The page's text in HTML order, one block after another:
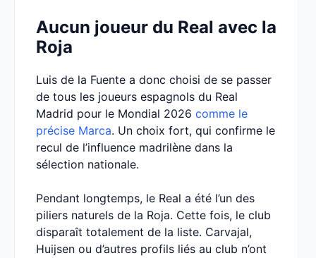
Aucun joueur du Real avec la
Roja
Luis de la Fuente a donc choisi de se passer
de tous les joueurs espagnols du Real
Madrid pour le Mondial 2026 comme le
précise Marca. Un choix fort, qui confirme le
recul de l’influence madrilène dans la
sélection nationale.
Pendant longtemps, le Real a été l’un des
piliers naturels de la Roja. Cette fois, le club
disparaît totalement de la liste. Carvajal,
Huijsen ou d’autres profils liés au club n’ont